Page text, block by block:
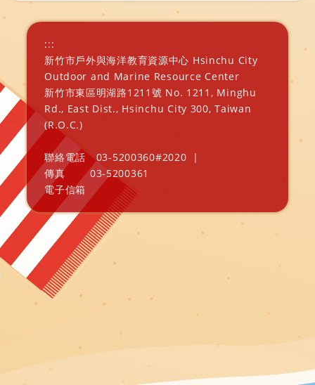
:::
新竹市戶外與海洋教育資源中心 Hsinchu City
Outdoor and Marine Resource Center
新竹市東區明湖路1211號 No. 1211, Minghu
Rd., East Dist., Hsinchu City 300, Taiwan
(R.O.C.)
聯絡電話 03-5200360#2020
|
傳真
03-5200361
電子信箱